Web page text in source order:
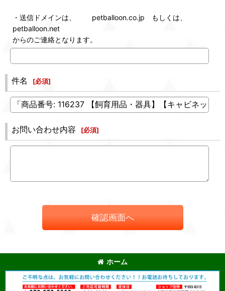
・送信ドメインは、 petballoon.co.jp もしくは、
petballoon.net
からのご連絡となります。
件名 [必須]
お問い合わせ内容 [必須]
確認画面へ
ホーム